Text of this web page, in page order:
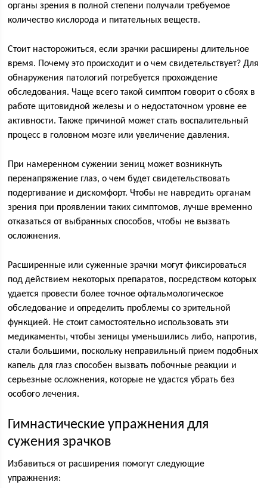
органы зрения в полной степени получали требуемое
количество кислорода и питательных веществ.
Стоит насторожиться, если зрачки расширены длительное
время. Почему это происходит и о чем свидетельствует? Для
обнаружения патологий потребуется прохождение
обследования. Чаще всего такой симптом говорит о сбоях в
работе щитовидной железы и о недостаточном уровне ее
активности. Также причиной может стать воспалительный
процесс в головном мозге или увеличение давления.
При намеренном сужении зениц может возникнуть
перенапряжение глаз, о чем будет свидетельствовать
подергивание и дискомфорт. Чтобы не навредить органам
зрения при проявлении таких симптомов, лучше временно
отказаться от выбранных способов, чтобы не вызвать
осложнения.
Расширенные или суженные зрачки могут фиксироваться
под действием некоторых препаратов, посредством которых
удается провести более точное офтальмологическое
обследование и определить проблемы со зрительной
функцией. Не стоит самостоятельно использовать эти
медикаменты, чтобы зеницы уменьшились либо, напротив,
стали большими, поскольку неправильный прием подобных
капель для глаз способен вызвать побочные реакции и
серьезные осложнения, которые не удастся убрать без
особого лечения.
Гимнастические упражнения для
сужения зрачков
Избавиться от расширения помогут следующие
упражнения: